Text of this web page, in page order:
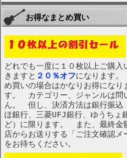
お得なまとめ買い
どれでも一度に１０枚以上ご購入
きますと ２０％オフになります
め買いの場合はかなりお得になり
す。 カテゴリー、ジャンルは問
ん。 但し、決済方法は銀行振込
ほ銀行、三菱UFJ銀行、ゆうちょ
ど）に限ります。 また、最終金
店からお送りする「ご注文確認メ
をお待ちください。